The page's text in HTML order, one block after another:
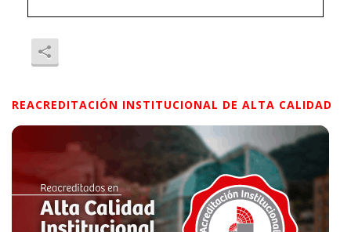
REACREDITACIÓN INSTITUCIONAL DE ALTA CALIDAD